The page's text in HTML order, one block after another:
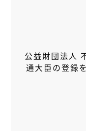
公益財団法人
通大臣の登録